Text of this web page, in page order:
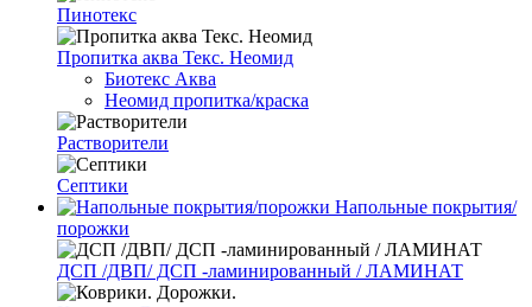
Пинотекс
Пропитка аква Текс. Неомид
Биотекс Аква
Неомид пропитка/краска
Растворители
Септики
Напольные покрытия/
порожки
ДСП /ДВП/ ДСП -ламинированный / ЛАМИНАТ